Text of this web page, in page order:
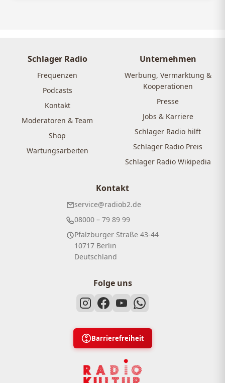
Schlager Radio
Frequenzen
Podcasts
Kontakt
Moderatoren & Team
Shop
Wartungsarbeiten
Unternehmen
Werbung, Vermarktung &
Kooperationen
Presse
Jobs & Karriere
Schlager Radio hilft
Schlager Radio Preis
Schlager Radio Wikipedia
Kontakt
service@radiob2.de
08000 – 79 89 99
Pfalzburger Straße 43-44
10717 Berlin
Deutschland
Folge uns
Barrierefreiheit